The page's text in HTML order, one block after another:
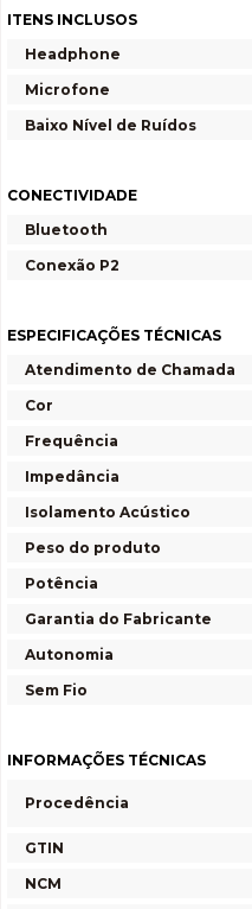
ITENS INCLUSOS
Headphone
Microfone
Baixo Nível de Ruídos
CONECTIVIDADE
Bluetooth
Conexão P2
ESPECIFICAÇÕES TÉCNICAS
Atendimento de Chamada
Cor
Frequência
Impedância
Isolamento Acústico
Peso do produto
Potência
Garantia do Fabricante
Autonomia
Sem Fio
INFORMAÇÕES TÉCNICAS
Procedência
GTIN
NCM